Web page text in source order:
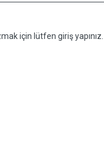
için lütfen giriş yapınız.